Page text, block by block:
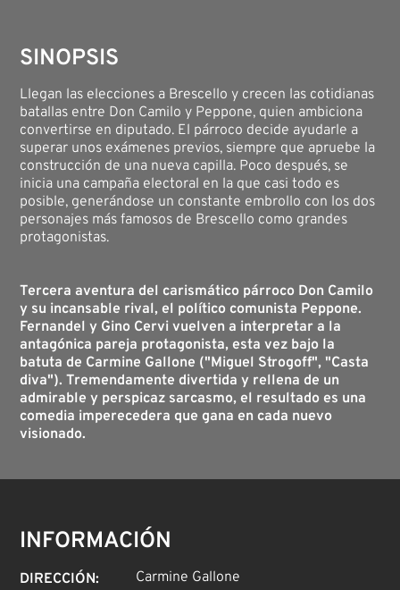
SINOPSIS
Llegan las elecciones a Brescello y crecen las cotidianas
batallas entre Don Camilo y Peppone, quien ambiciona
convertirse en diputado. El párroco decide ayudarle a
superar unos exámenes previos, siempre que apruebe la
construcción de una nueva capilla. Poco después, se
inicia una campaña electoral en la que casi todo es
posible, generándose un constante embrollo con los dos
personajes más famosos de Brescello como grandes
protagonistas.
Tercera aventura del carismático párroco Don Camilo
y su incansable rival, el político comunista Peppone.
Fernandel y Gino Cervi vuelven a interpretar a la
antagónica pareja protagonista, esta vez bajo la
batuta de Carmine Gallone ("Miguel Strogoff", "Casta
diva"). Tremendamente divertida y rellena de un
admirable y perspicaz sarcasmo, el resultado es una
comedia imperecedera que gana en cada nuevo
visionado.
INFORMACIÓN
DIRECCIÓN:
Carmine Gallone